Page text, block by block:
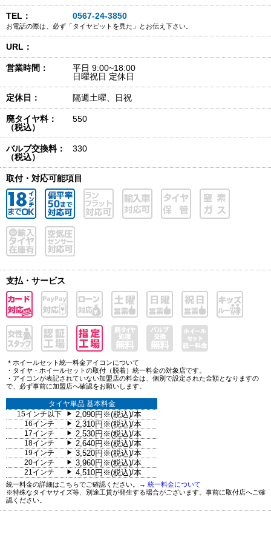
TEL： 0567-24-3850
お電話の際は、必ず「タイヤピットを見た」とお伝え下さい。
URL：
営業時間：
平日 9:00~18:00
日曜祝日 定休日
定休日： 隔週土曜、日祝
廃タイヤ料：
（税込）
550
バルブ交換料：
（税込）
330
取付・対応可能項目
支払・サービス
＊ホイールセット統一料金アイコンについて
・タイヤ・ホイールセットの取付（脱着）統一料金の対象店です。
・アイコンが表記されていない加盟店の料金は、個別で設定された金額となりますの
で、必ず事前に加盟店へ確認をお願いします。
タイヤ単品 基本料金
15インチ以下
▶ 2,090円※(税込)/本
16インチ ▶ 2,310円※(税込)/本
17インチ ▶ 2,530円※(税込)/本
18インチ ▶ 2,640円※(税込)/本
19インチ ▶ 3,520円※(税込)/本
20インチ ▶ 3,960円※(税込)/本
21インチ ▶ 4,510円※(税込)/本
統一料金の詳細はこちらでご確認ください。→ 統一料金について
※特殊なタイヤサイズ等、別途工賃が発生する場合がございます。事前に取付店へご確
認ください。